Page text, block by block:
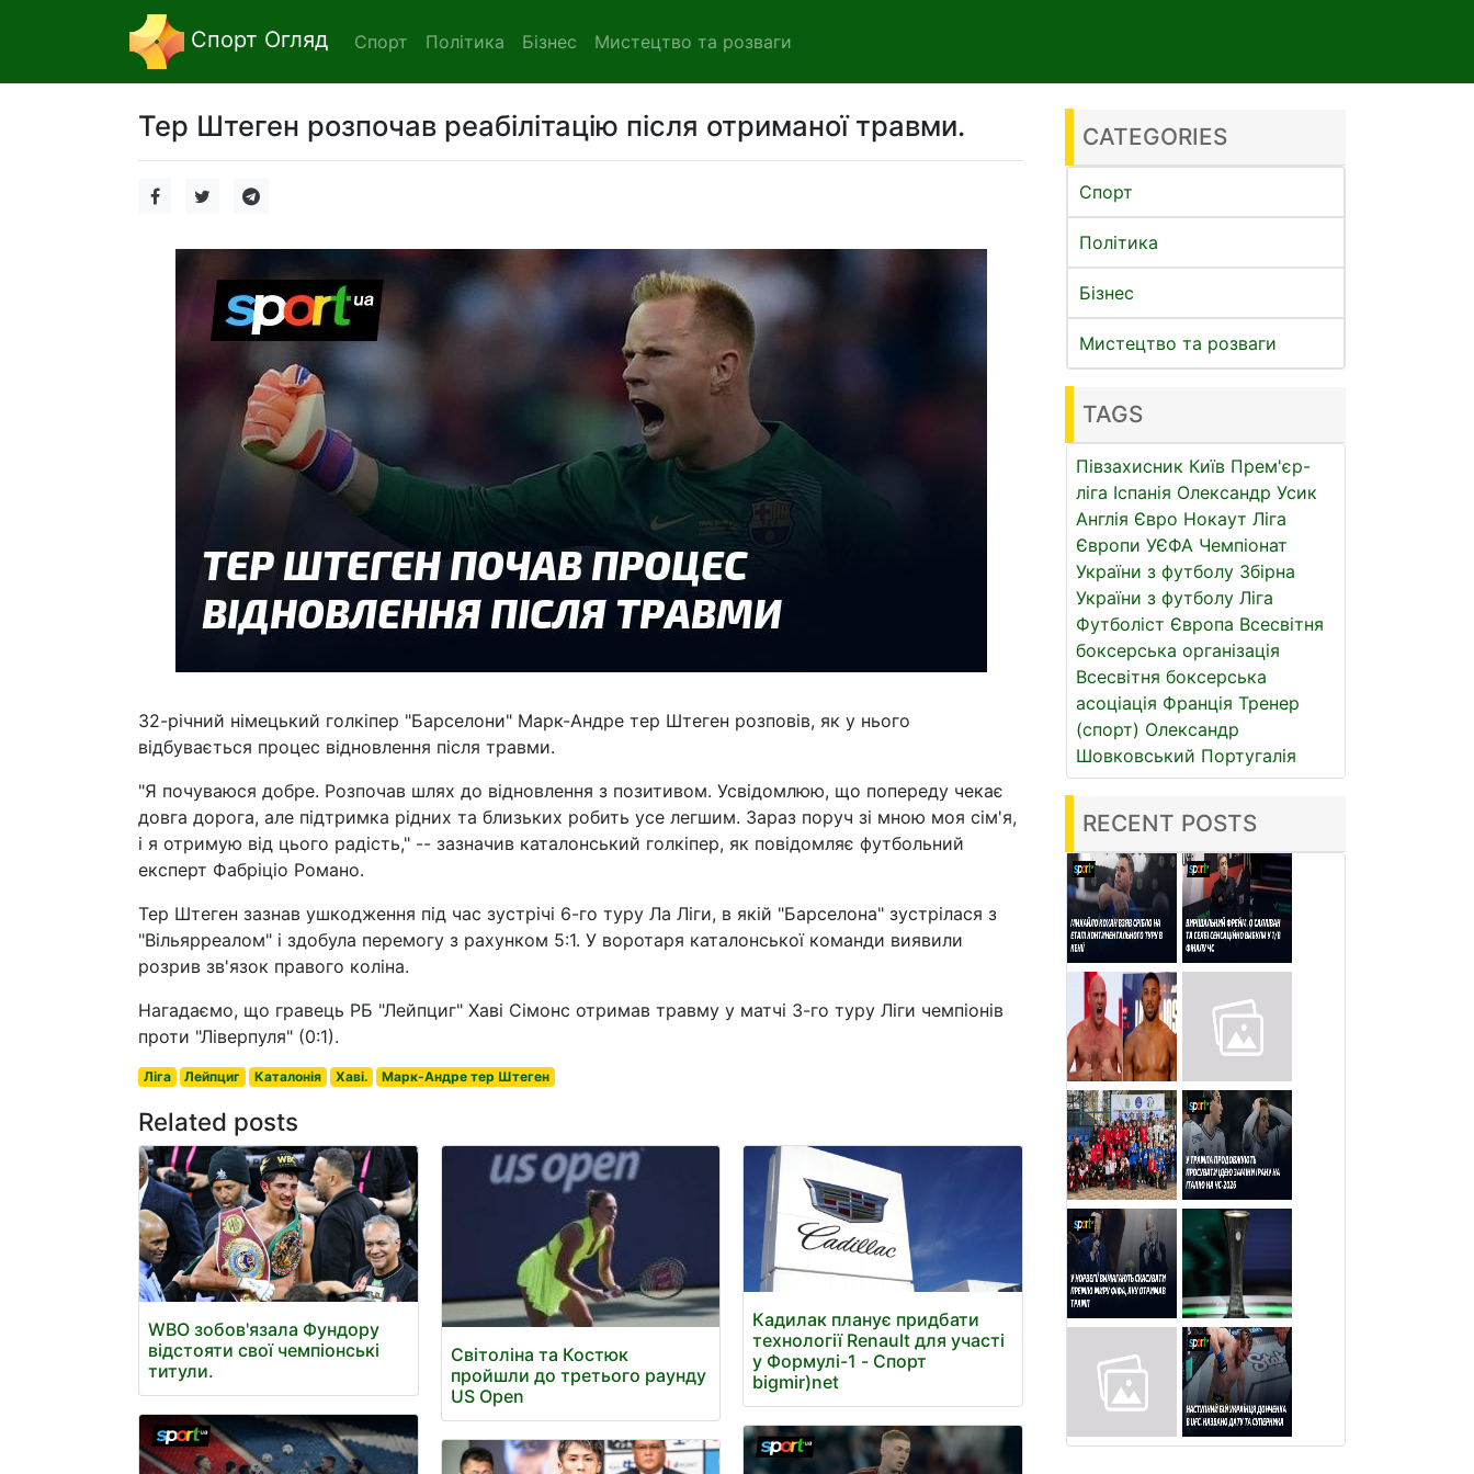
Спорт Огляд Спорт Політика Бізнес Мистецтво та розваги
Тер Штеген розпочав реабілітацію після отриманої травми.
32-річний німецький голкіпер "Барселони" Марк-Андре тер Штеген розповів, як у нього
відбувається процес відновлення після травми.
"Я почуваюся добре. Розпочав шлях до відновлення з позитивом. Усвідомлюю, що попереду чекає
довга дорога, але підтримка рідних та близьких робить усе легшим. Зараз поруч зі мною моя сім'я,
і я отримую від цього радість," -- зазначив каталонський голкіпер, як повідомляє футбольний
експерт Фабріціо Романо.
Тер Штеген зазнав ушкодження під час зустрічі 6-го туру Ла Ліги, в якій "Барселона" зустрілася з
"Вільярреалом" і здобула перемогу з рахунком 5:1. У воротаря каталонської команди виявили
розрив зв'язок правого коліна.
Нагадаємо, що гравець РБ "Лейпциг" Хаві Сімонс отримав травму у матчі 3-го туру Ліги чемпіонів
проти "Ліверпуля" (0:1).
Ліга Лейпциг Каталонія Хаві. Марк-Андре тер Штеген
Related posts
WBO зобов'язала Фундору
відстояти свої чемпіонські
титули.
Світоліна та Костюк
пройшли до третього раунду
US Open
Кадилак планує придбати
технології Renault для участі
у Формулі-1 - Спорт
bigmir)net
CATEGORIES
Спорт
Політика
Бізнес
Мистецтво та розваги
TAGS
Півзахисник Київ Прем'єр-
ліга Іспанія Олександр Усик
Англія Євро Нокаут Ліга
Європи УЄФА Чемпіонат
України з футболу Збірна
України з футболу Ліга
Футболіст Європа Всесвітня
боксерська організація
Всесвітня боксерська
асоціація Франція Тренер
(спорт) Олександр
Шовковський Португалія
RECENT POSTS